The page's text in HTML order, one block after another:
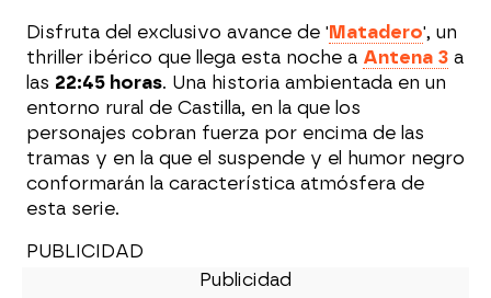
Disfruta del exclusivo avance de 'Matadero', un
thriller ibérico que llega esta noche a Antena 3 a
las 22:45 horas. Una historia ambientada en un
entorno rural de Castilla, en la que los
personajes cobran fuerza por encima de las
tramas y en la que el suspende y el humor negro
conformarán la característica atmósfera de
esta serie.
PUBLICIDAD